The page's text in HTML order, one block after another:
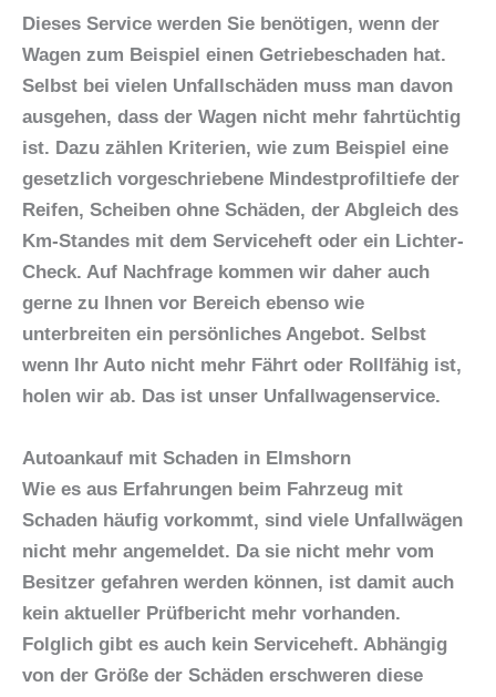
Dieses Service werden Sie benötigen, wenn der
Wagen zum Beispiel einen Getriebeschaden hat.
Selbst bei vielen Unfallschäden muss man davon
ausgehen, dass der Wagen nicht mehr fahrtüchtig
ist. Dazu zählen Kriterien, wie zum Beispiel eine
gesetzlich vorgeschriebene Mindestprofiltiefe der
Reifen, Scheiben ohne Schäden, der Abgleich des
Km-Standes mit dem Serviceheft oder ein Lichter-
Check. Auf Nachfrage kommen wir daher auch
gerne zu Ihnen vor Bereich ebenso wie
unterbreiten ein persönliches Angebot. Selbst
wenn Ihr Auto nicht mehr Fährt oder Rollfähig ist,
holen wir ab. Das ist unser Unfallwagenservice.
Autoankauf mit Schaden in Elmshorn
Wie es aus Erfahrungen beim Fahrzeug mit
Schaden häufig vorkommt, sind viele Unfallwägen
nicht mehr angemeldet. Da sie nicht mehr vom
Besitzer gefahren werden können, ist damit auch
kein aktueller Prüfbericht mehr vorhanden.
Folglich gibt es auch kein Serviceheft. Abhängig
von der Größe der Schäden erschweren diese